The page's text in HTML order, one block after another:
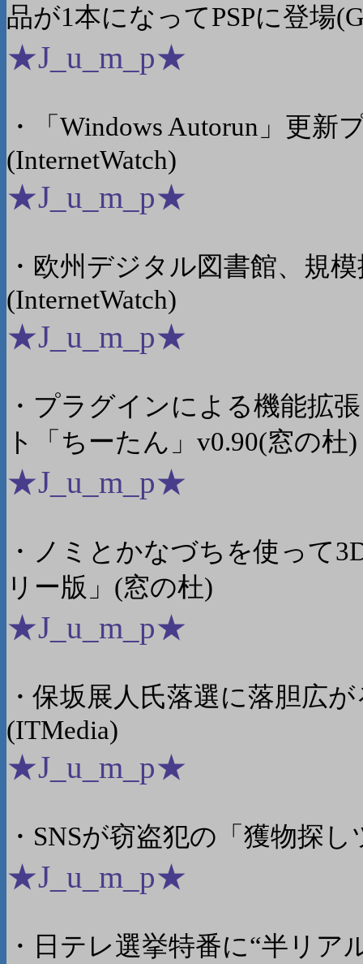
品が1本になってPSPに登場
★J_u_m_p★
・「Windows Autorun」更
(InternetWatch)
★J_u_m_p★
・欧州デジタル図書館、規
(InternetWatch)
★J_u_m_p★
・プラグインによる機能拡
ト「ちーたん」v0.90(窓の杜)
★J_u_m_p★
・ノミとかなづちを使って
リー版」(窓の杜)
★J_u_m_p★
・保坂展人氏落選に落胆広
(ITMedia)
★J_u_m_p★
・SNSが窃盗犯の「獲物探
★J_u_m_p★
・日テレ選挙特番に“半リ